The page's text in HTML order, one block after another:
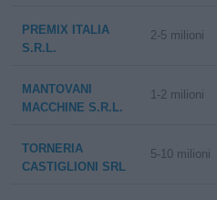
PREMIX ITALIA
S.R.L.
2-5 milioni
MANTOVANI
MACCHINE S.R.L.
1-2 milioni
TORNERIA
CASTIGLIONI SRL
5-10 milioni